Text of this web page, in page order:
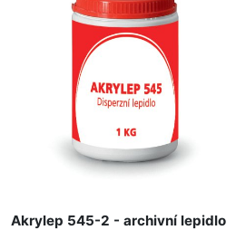
Akrylep 545-2 - archivní lepidlo